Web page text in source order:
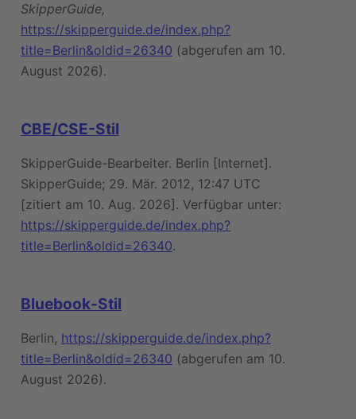
SkipperGuide,
https://skipperguide.de/index.php?
title=Berlin&oldid=26340 (abgerufen am 10.
August 2026).
CBE/CSE-Stil
SkipperGuide-Bearbeiter. Berlin [Internet].
SkipperGuide; 29. Mär. 2012, 12:47 UTC
[zitiert am 10. Aug. 2026]. Verfügbar unter:
https://skipperguide.de/index.php?
title=Berlin&oldid=26340.
Bluebook-Stil
Berlin, https://skipperguide.de/index.php?
title=Berlin&oldid=26340 (abgerufen am 10.
August 2026).